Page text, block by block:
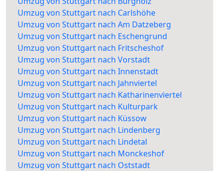
Umzug von Stuttgart nach Carlshöhe
Umzug von Stuttgart nach Am Datzeberg
Umzug von Stuttgart nach Eschengrund
Umzug von Stuttgart nach Fritscheshof
Umzug von Stuttgart nach Vorstadt
Umzug von Stuttgart nach Innenstadt
Umzug von Stuttgart nach Jahnviertel
Umzug von Stuttgart nach Katharinenviertel
Umzug von Stuttgart nach Kulturpark
Umzug von Stuttgart nach Küssow
Umzug von Stuttgart nach Lindenberg
Umzug von Stuttgart nach Lindetal
Umzug von Stuttgart nach Monckeshof
Umzug von Stuttgart nach Oststadt